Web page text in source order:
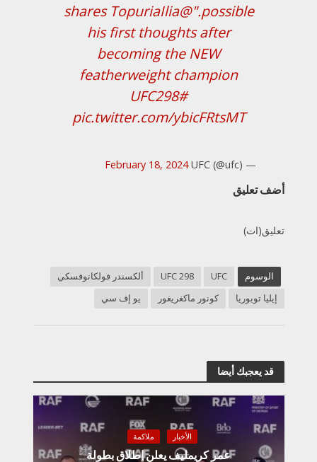
possible."
@TopuriaIlia
shares
his first thoughts after
becoming the NEW
featherweight champion
#UFC298
pic.twitter.com/ybicFRtsMT
— UFC (@ufc)
February 18, 2024
أضف تعليق
تعليق(ات)
الوسوم UFC
UFC 298
ألكسندر فولكانوفسكي
إيليا توبوريا
كونور ماكغريغور يو إف سي
قد يعجبك أيضا
الأخبار ملاكمة
عمر كريمليف يعلن إطلاق بطولة